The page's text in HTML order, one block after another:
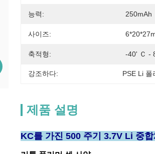
능력: 250mAh
사이즈:
축적형: -40' Ｃ -
강조하다: PSE Li 폴
제품 설명
KC를 가진 500 주기 3.7V Li 중